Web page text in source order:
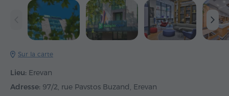
Sur la carte
Lieu: Erevan
Adresse: 97/2, rue Pavstos Buzand, Erevan